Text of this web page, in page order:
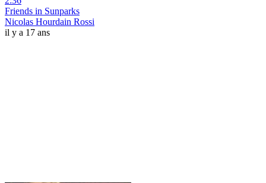
Friends in Sunparks
Nicolas Hourdain Rossi
il y a 17 ans